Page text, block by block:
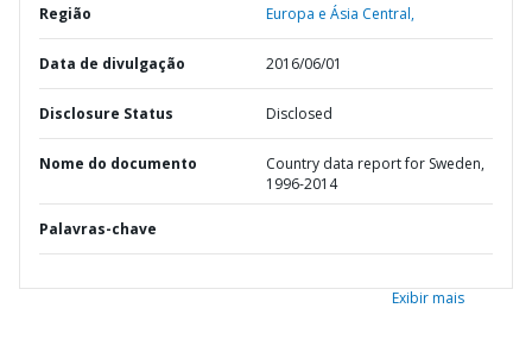
Região Europa e Ásia Central,
Data de divulgação 2016/06/01
Disclosure Status Disclosed
Nome do documento
Country data report for Sweden,
1996-2014
Palavras-chave
Exibir mais